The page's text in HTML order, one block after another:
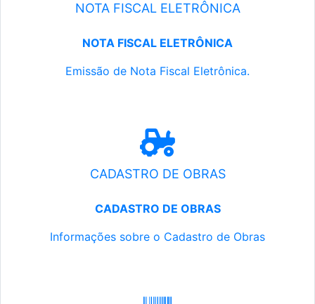
NOTA FISCAL ELETRÔNICA
NOTA FISCAL ELETRÔNICA
Emissão de Nota Fiscal Eletrônica.
CADASTRO DE OBRAS
CADASTRO DE OBRAS
Informações sobre o Cadastro de Obras